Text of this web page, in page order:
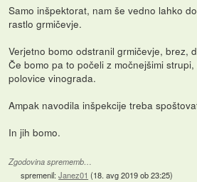
Samo inšpektorat, nam še vedno lahko
rastlo grmičevje.
Verjetno bomo odstranil grmičevje, brez,
Če bomo pa to počeli z močnejšimi
polovice vinograda.
Ampak navodila inšpekcije treba
In jih bomo.
Zgodovina sprememb…
spremenil:Janez01 (18. avg 2019 ob 23:25)